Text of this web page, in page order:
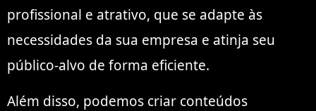
profissional e atrativo, que se adapte às
necessidades da sua empresa e atinja seu
público-alvo de forma eficiente.
Além disso, podemos criar conteúdos